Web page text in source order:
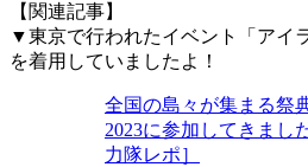
【関連記事】
▼東京で行われたイベント「アイ
を着用していましたよ！
全国の島々が集まる祭
2023に参加してきまし
力隊レポ］